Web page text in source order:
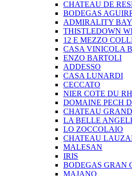
CHATEAU DE
BODEGAS
ADMIRALITY BAY
THISTLEDOWN
12 E MEZZO
CASA VINICOLA
ENZO BARTOLI
ADDESSO
CASA LUNARDI
CECCATO
NIER COTE DU
DOMAINE PECH
CHATEAU
LA BELLE
LO ZOCCOLAIO
CHATEAU
MALESAN
IRIS
BODEGAS GRAN
MAJANO